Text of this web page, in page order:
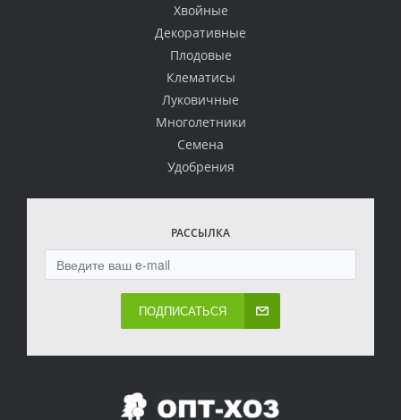
Хвойные
Декоративные
Плодовые
Клематисы
Луковичные
Многолетники
Семена
Удобрения
РАССЫЛКА
ПОДПИСАТЬСЯ